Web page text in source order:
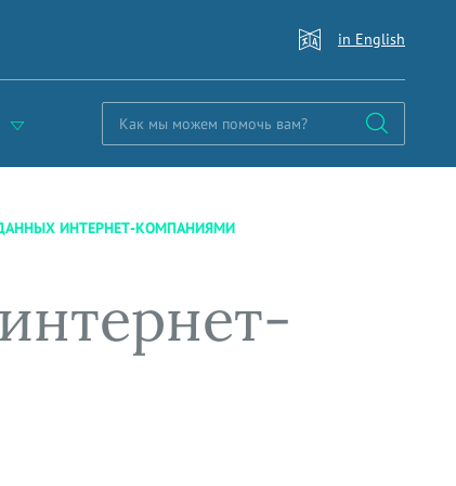
in English
ИНТЕРНЕТ-КОМПАНИЯМИ